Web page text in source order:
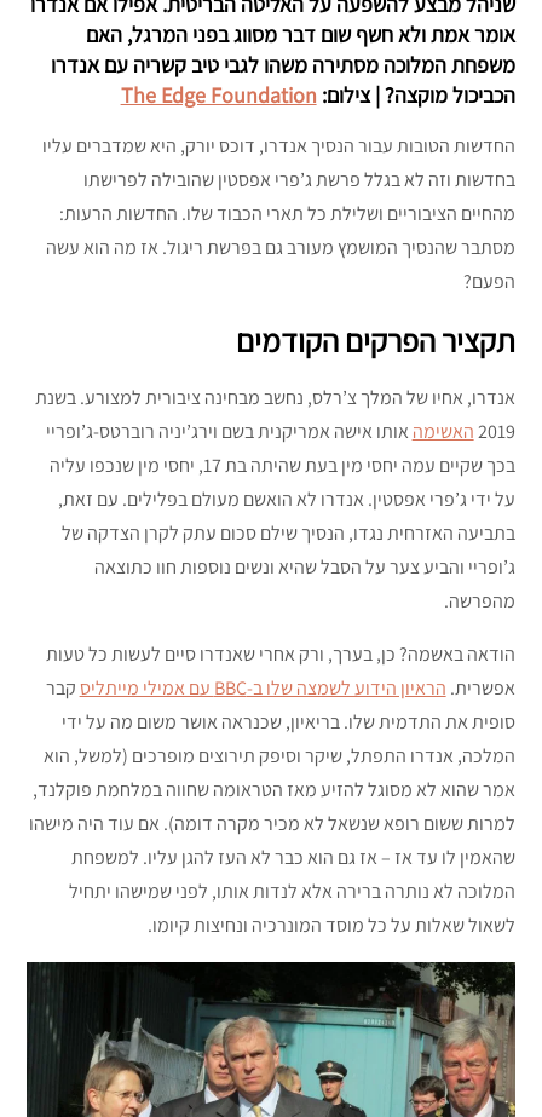
אומר אמת ולא חשף שום דבר מסווג בפני המרגל, האם
משפחת המלוכה מסתירה משהו לגבי טיב קשריה עם אנדרו
הכביכול מוקצה? | צילום: The Edge Foundation
החדשות הטובות עבור הנסיך אנדרו, דוכס יורק, היא שמדברים עליו
בחדשות וזה לא בגלל פרשת ג’פרי אפסטין שהובילה לפרישתו
מהחיים הציבוריים ושלילת כל תארי הכבוד שלו. החדשות הרעות:
מסתבר שהנסיך המושמץ מעורב גם בפרשת ריגול. אז מה הוא עשה
הפעם?
תקציר הפרקים הקודמים
אנדרו, אחיו של המלך צ’רלס, נחשב מבחינה ציבורית למצורע. בשנת
2019האשימה אותו אישה אמריקנית בשם וירג’יניה רוברטס-ג’ופריי
בכך שקיים עמה יחסי מין בעת שהיתה בת 17, יחסי מין שנכפו עליה
על ידי ג’פרי אפסטין. אנדרו לא הואשם מעולם בפלילים. עם זאת,
בתביעה האזרחית נגדו, הנסיך שילם סכום עתק לקרן הצדקה של
ג’ופריי והביע צער על הסבל שהיא ונשים נוספות חוו כתוצאה
מהפרשה.
הודאה באשמה? כן, בערך, ורק אחרי שאנדרו סיים לעשות כל טעות
אפשרית. הראיון הידוע לשמצה שלו ב-BBC עם אמילי מייתליס
קבר
סופית את התדמית שלו. בריאיון, שכנראה אושר משום מה על ידי
המלכה, אנדרו התפתל, שיקר וסיפק תירוצים מופרכים (למשל, הוא
אמר שהוא לא מסוגל להזיע מאז הטראומה שחווה במלחמת פוקלנד,
למרות ששום רופא שנשאל לא מכיר מקרה דומה). אם עוד היה מישהו
שהאמין לו עד אז – אז גם הוא כבר לא העז להגן עליו. למשפחת
המלוכה לא נותרה ברירה אלא לנדות אותו, לפני שמישהו יתחיל
לשאול שאלות על כל מוסד המונרכיה ונחיצות קיומו.